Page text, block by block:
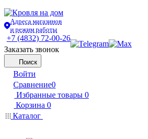
Адреса магазинов
и режим работы
+7 (4832) 72-00-26
Заказать звонок
Поиск
Войти
Сравнение0
Избранные товары 0
Корзина 0
Каталог